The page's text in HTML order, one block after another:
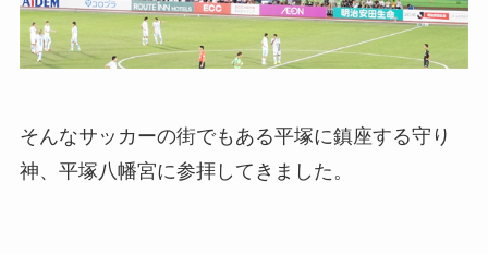
そんなサッカーの街でもある平塚に鎮座する守り
神、平塚八幡宮に参拝してきました。